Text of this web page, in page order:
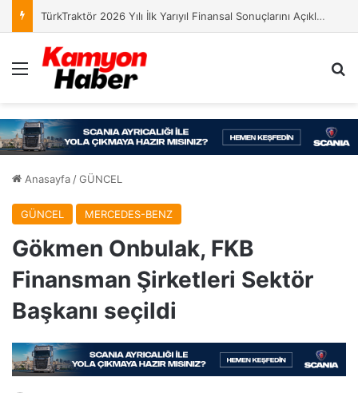
TürkTraktör 2026 Yılı İlk Yarıyıl Finansal Sonuçlarını Açıkladı
Menü
Anasayfa /GÜNCEL
GÜNCEL MERCEDES-BENZ
Gökmen Onbulak, FKB
Finansman Şirketleri Sektör
Başkanı seçildi